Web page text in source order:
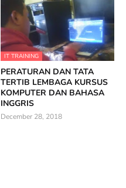
IT TRAINING
PERATURAN DAN TATA
TERTIB LEMBAGA KURSUS
KOMPUTER DAN BAHASA
INGGRIS
December 28, 2018